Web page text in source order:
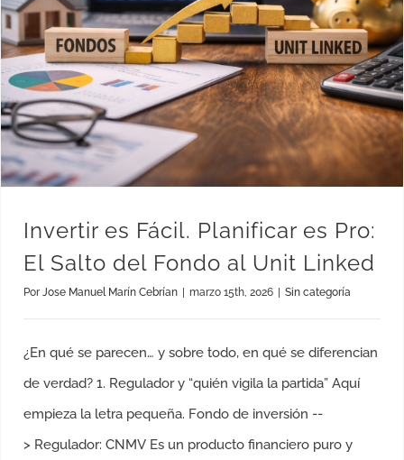
Invertir es Fácil. Planificar es Pro:
El Salto del Fondo al Unit Linked
PorJose Manuel Marín Cebrían marzo 15th, 2026 Sin categoría
¿En qué se parecen… y sobre todo, en qué se diferencian
de verdad? 1. Regulador y “quién vigila la partida” Aquí
empieza la letra pequeña. Fondo de inversión --
> Regulador: CNMV Es un producto financiero puro y